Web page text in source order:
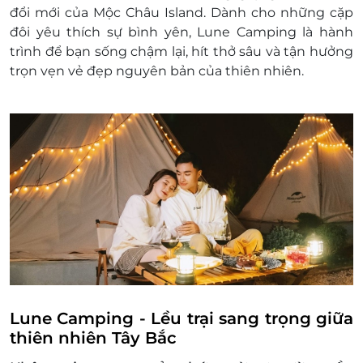
Điều kiện đặt đặt phòng:
Hotline đặt phòng & tư vấn (9h00-20h00):
1900 2065
Văn phòng Hồ Chí Minh: 028.6680 8757
khi mua voucher
Điều kiện khác:
Áp dụng 01 E-Voucher/E-Coupon cho 02
khách
Một khách hàng được mua nhiều E-
Voucher/E-Coupon
E-Voucher/E-Coupon không có giá trị quy
đổi thành tiền mặt, không trả lại tiền thừa.
Không áp dụng đồng thời với chương trình
đổi mới của Mộc Châu Island. Dành cho những cặp
đôi yêu thích sự bình yên, Lune Camping là hành
trình để bạn sống chậm lại, hít thở sâu và tận hưởng
trọn vẹn vẻ đẹp nguyên bản của thiên nhiên.
Lune Camping - Lều trại sang trọng giữa
thiên nhiên Tây Bắc